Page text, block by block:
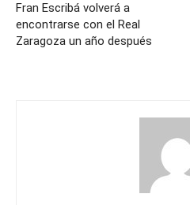
Fran Escribá volverá a
encontrarse con el Real
Zaragoza un año después